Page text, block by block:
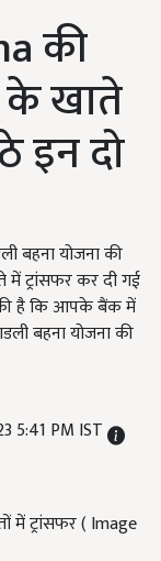
की
के खाते
इन दो
बहना योजना की
में ट्रांसफर कर दी गई
है कि आपके बैंक में
बहना योजना की
5:41 PM IST